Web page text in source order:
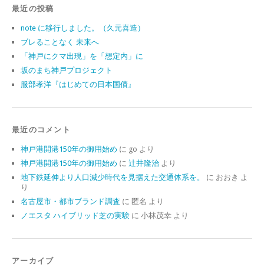
最近の投稿
note に移行しました。（久元喜造）
ブレることなく 未来へ
「神戸にクマ出現」を「想定内」に
坂のまち神戸プロジェクト
服部孝洋『はじめての日本国債』
最近のコメント
神戸港開港150年の御用始め に go より
神戸港開港150年の御用始め に 辻井隆治 より
地下鉄延伸より人口減少時代を見据えた交通体系を。
に おおき よ
り
名古屋市・都市ブランド調査 に 匿名 より
ノエスタ ハイブリッド芝の実験 に 小林茂幸 より
アーカイブ